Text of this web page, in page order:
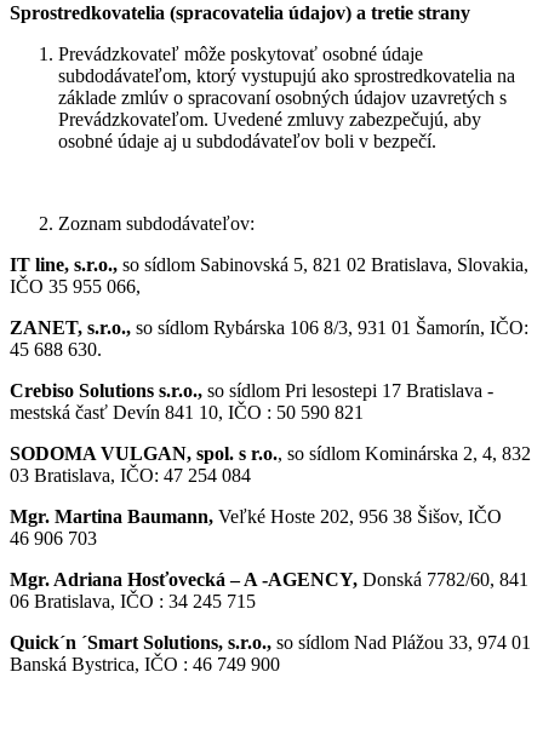
Sprostredkovatelia (spracovatelia údajov) a tretie strany
Prevádzkovateľ môže poskytovať osobné údaje
subdodávateľom, ktorý vystupujú ako sprostredkovatelia na
základe zmlúv o spracovaní osobných údajov uzavretých s
Prevádzkovateľom. Uvedené zmluvy zabezpečujú, aby
osobné údaje aj u subdodávateľov boli v bezpečí.
Zoznam subdodávateľov:
IT line, s.r.o., so sídlom Sabinovská 5, 821 02 Bratislava, Slovakia,
IČO 35 955 066,
ZANET, s.r.o., so sídlom Rybárska 106 8/3, 931 01 Šamorín, IČO:
45 688 630.
Crebiso Solutions s.r.o., so sídlom Pri lesostepi 17 Bratislava -
mestská časť Devín 841 10, IČO : 50 590 821
SODOMA VULGAN, spol. s r.o., so sídlom Kominárska 2, 4, 832
03 Bratislava, IČO: 47 254 084
Mgr. Martina Baumann, Veľké Hoste 202, 956 38 Šišov, IČO
46 906 703
Mgr. Adriana Hosťovecká – A -AGENCY, Donská 7782/60, 841
06 Bratislava, IČO : 34 245 715
Quick´n ´Smart Solutions, s.r.o., so sídlom Nad Plážou 33, 974 01
Banská Bystrica, IČO : 46 749 900